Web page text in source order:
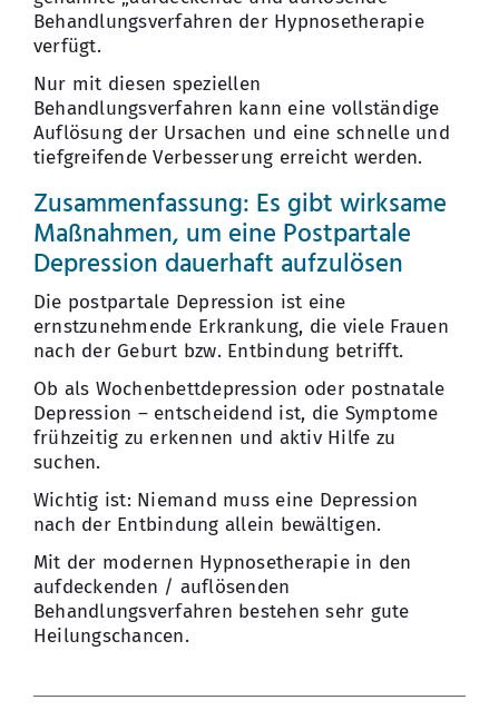
Behandlungsverfahren der Hypnosetherapie
verfügt.
Nur mit diesen speziellen
Behandlungsverfahren kann eine vollständige
Auflösung der Ursachen und eine schnelle und
tiefgreifende Verbesserung erreicht werden.
Zusammenfassung: Es gibt wirksame
Maßnahmen, um eine Postpartale
Depression dauerhaft aufzulösen
Die postpartale Depression ist eine
ernstzunehmende Erkrankung, die viele Frauen
nach der Geburt bzw. Entbindung betrifft.
Ob als Wochenbettdepression oder postnatale
Depression – entscheidend ist, die Symptome
frühzeitig zu erkennen und aktiv Hilfe zu
suchen.
Wichtig ist: Niemand muss eine Depression
nach der Entbindung allein bewältigen.
Mit der modernen Hypnosetherapie in den
aufdeckenden / auflösenden
Behandlungsverfahren bestehen sehr gute
Heilungschancen.